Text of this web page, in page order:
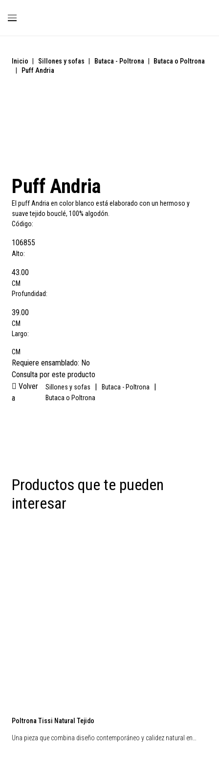
Inicio Sillones y sofas Butaca - Poltrona
Butaca o Poltrona
Puff Andria
Puff Andria
El puff Andria en color blanco está elaborado con un hermoso y
suave tejido bouclé, 100% algodón.
Código:
106855
Alto:
43.00
CM
Profundidad:
39.00
CM
Largo:
CM
Requiere ensamblado: No
Consulta por este producto
Volver
a
Sillones y sofas | Butaca - Poltrona |
Butaca o Poltrona
Productos que te pueden
interesar
Poltrona Tissi Natural Tejido
Una pieza que combina diseño contemporáneo y calidez natural en…